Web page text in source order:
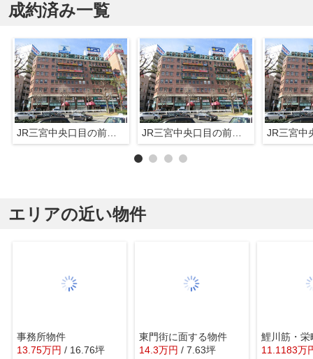
成約済み一覧
JR三宮中央口目の前の店舗物件 JR三宮中央口目の前の店舗物件
エリアの近い物件
事務所物件
13.75万円 / 16.76坪
東門街に面する物件
14.3万円 / 7.63坪 11.1183万